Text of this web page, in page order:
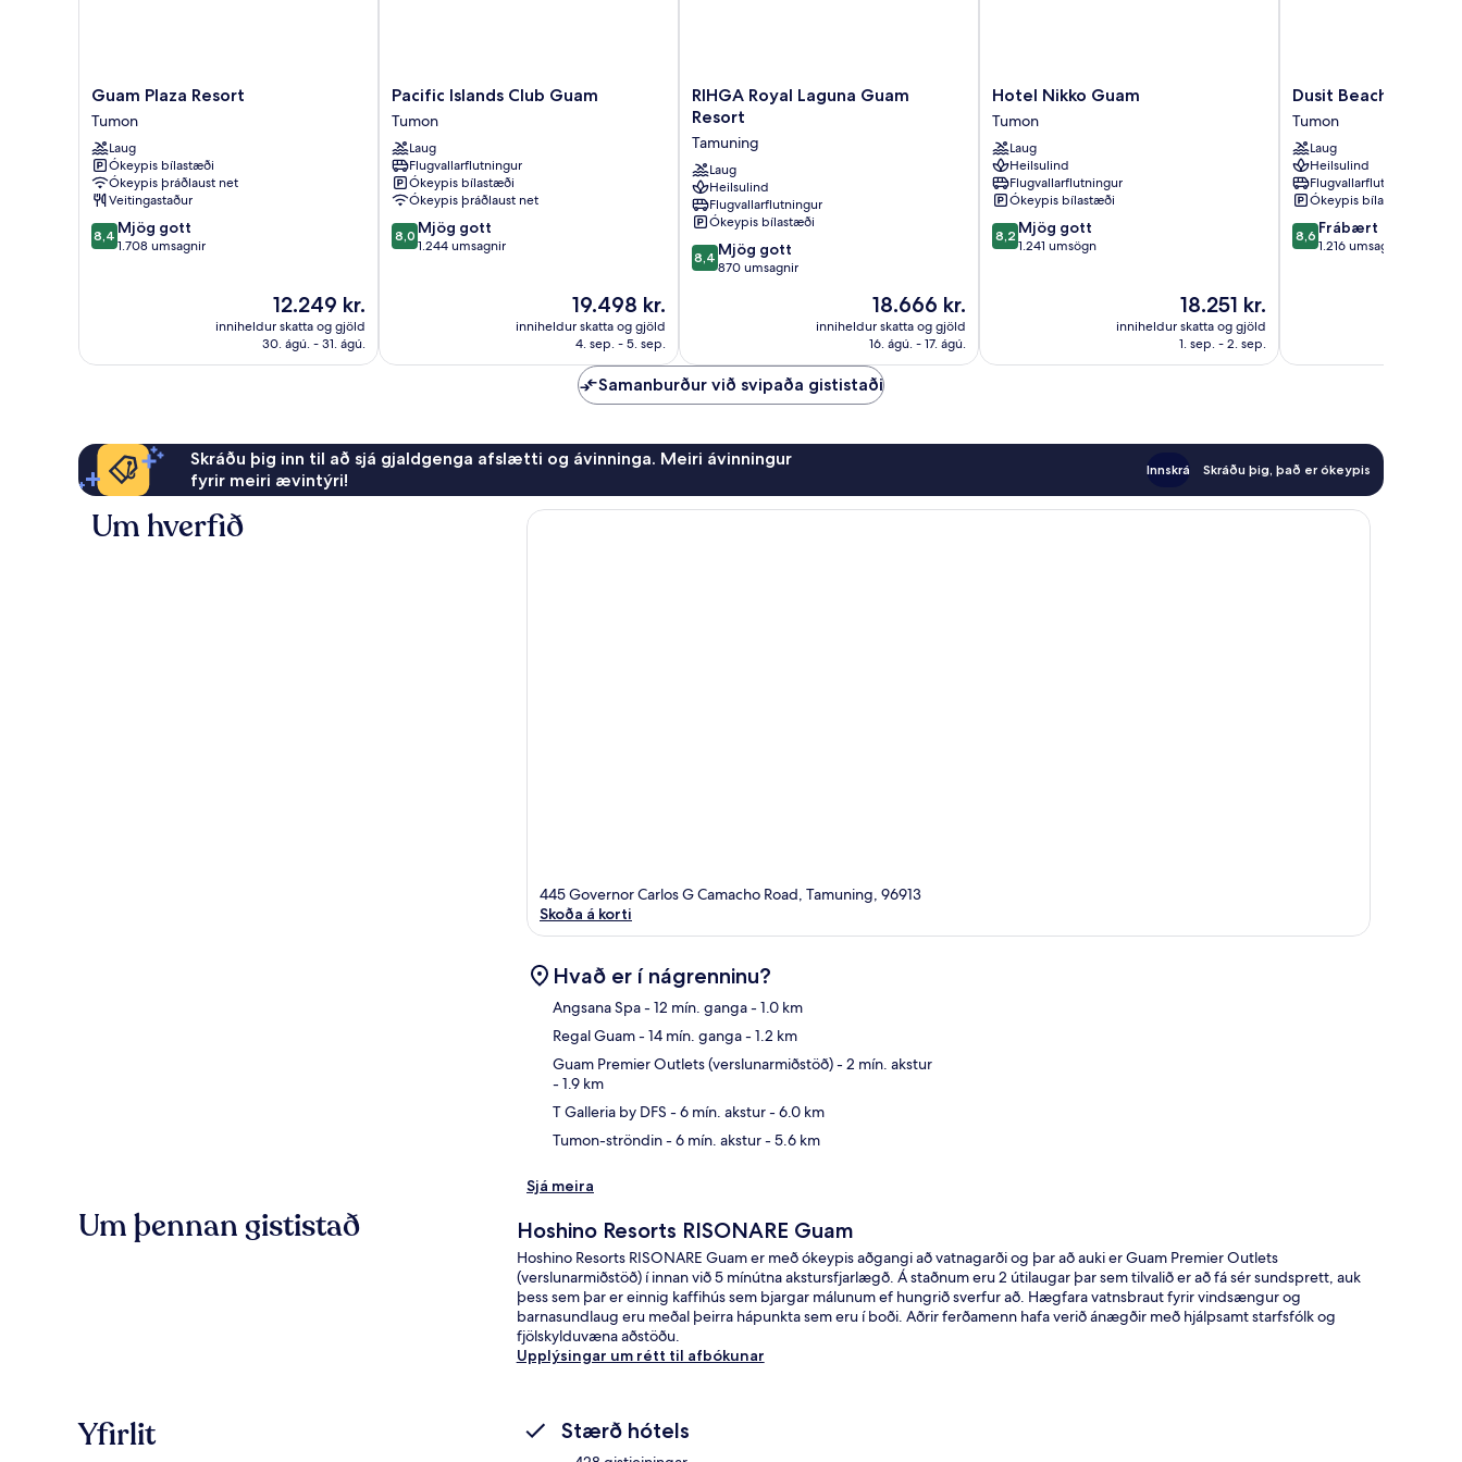
Guam
Plaza
Resort
Tumon
Guam Plaza Resort
Tumon
Laug
Ókeypis bílastæði
Ókeypis þráðlaust net
Veitingastaður
8.4
af
8,4 Mjög gott
1.708 umsagnir
Verðið
er
12.249 kr.
12.249 kr.
inniheldur skatta og gjöld
30. ágú. - 31. ágú.
Pacific
Islands
Club
Guam
Tumon
Pacific Islands Club Guam
Tumon
Laug
Flugvallarflutningur
Ókeypis bílastæði
Ókeypis þráðlaust net
8.0
af
8,0 Mjög gott
1.244 umsagnir
Verðið
er
19.498 kr.
19.498 kr.
inniheldur skatta og gjöld
4. sep. - 5. sep.
RIHGA
Royal
Guam
Resort
Tamuning
RIHGA Royal Laguna Guam
Resort
Tamuning
Laug
Heilsulind
Flugvallarflutningur
Ókeypis bílastæði
8.4
af
umsagnir
8,4 Mjög gott
870 umsagnir
Verðið
er
18.666 kr.
18.666 kr.
inniheldur skatta og gjöld
16. ágú. - 17. ágú.
Hotel
Nikko
Guam
Tumon
Hotel Nikko Guam
Tumon
Laug
Heilsulind
Flugvallarflutningur
Ókeypis bílastæði
8.2
af
8,2 Mjög gott
1.241 umsögn
Verðið
er
18.251 kr.
18.251 kr.
inniheldur skatta og gjöld
1. sep. - 2. sep.
Dusit
Beach
Resort
Guam
Tumon
Dusit Beach Resort
Tumon
Laug
Heilsulind
Flugvallarflutningur
Ókeypis bílastæði
8.6
af
8,6 Frábært
1.216 umsagnir
Samanburður við svipaða gististaði
Skráðu þig inn til að sjá gjaldgenga afslætti og ávinninga. Meiri ávinningur
fyrir meiri ævintýri!
Innskrá Skráðu þig, það er ókeypis
Um hverfið
445 Governor Carlos G Camacho Road, Tamuning, 96913
Skoða á korti
Hvað er í nágrenninu?
Angsana Spa- 12 mín. ganga- 1.0 km
Regal Guam- 14 mín. ganga- 1.2 km
Guam Premier Outlets (verslunarmiðstöð)- 2 mín. akstur
- 1.9 km
T Galleria by DFS - 6 mín. akstur- 6.0 km
Tumon-ströndin- 6 mín. akstur- 5.6 km
Sjá meira
Um þennan gististað Hoshino Resorts RISONARE Guam
Hoshino Resorts RISONARE Guam er með ókeypis aðgangi að vatnagarði og þar að auki er Guam Premier Outlets
(verslunarmiðstöð) í innan við 5 mínútna akstursfjarlægð. Á staðnum eru 2 útilaugar þar sem tilvalið er að fá sér sundsprett, auk
þess sem þar er einnig kaffihús sem bjargar málunum ef hungrið sverfur að. Hægfara vatnsbraut fyrir vindsængur og
barnasundlaug eru meðal þeirra hápunkta sem eru í boði. Aðrir ferðamenn hafa verið ánægðir með hjálpsamt starfsfólk og
fjölskylduvæna aðstöðu.
Upplýsingar um rétt til afbókunar
Yfirlit Stærð hótels